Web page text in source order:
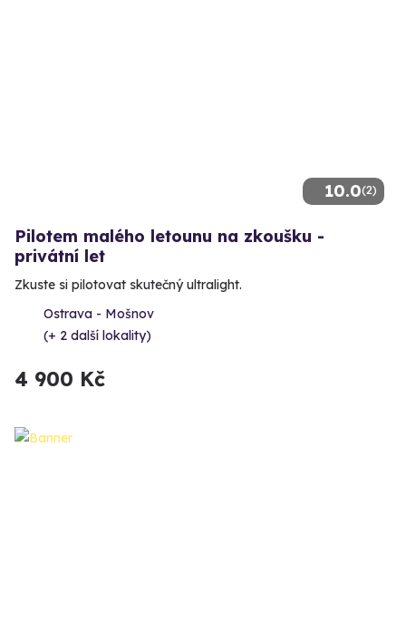
10.0(2)
Pilotem malého letounu na zkoušku -
privátní let
Zkuste si pilotovat skutečný ultralight.
Ostrava - Mošnov
(+ 2 další lokality)
4 900 Kč